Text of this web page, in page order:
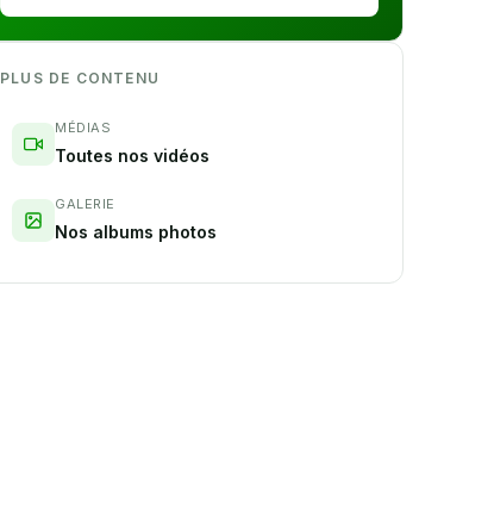
PLUS DE CONTENU
MÉDIAS
Toutes nos vidéos
GALERIE
Nos albums photos